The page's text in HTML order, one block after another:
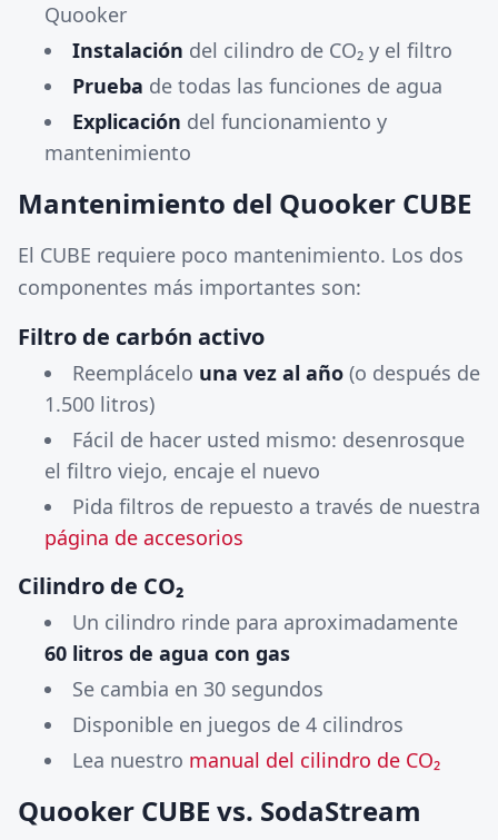
Quooker
Instalación del cilindro de CO₂ y el filtro
Prueba de todas las funciones de agua
Explicación del funcionamiento y
mantenimiento
Mantenimiento del Quooker CUBE
El CUBE requiere poco mantenimiento. Los dos
componentes más importantes son:
Filtro de carbón activo
Reemplácelo una vez al año (o después de
1.500 litros)
Fácil de hacer usted mismo: desenrosque
el filtro viejo, encaje el nuevo
Pida filtros de repuesto a través de nuestra
página de accesorios
Cilindro de CO₂
Un cilindro rinde para aproximadamente
60 litros de agua con gas
Se cambia en 30 segundos
Disponible en juegos de 4 cilindros
Lea nuestro manual del cilindro de CO₂
Quooker CUBE vs. SodaStream